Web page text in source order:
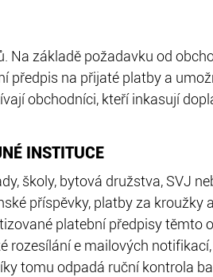
základě požadavku od
předpis na přijaté platby a
obchodníci, kteří inkasují
INSTITUCE
školy, bytová družstva, SVJ
příspěvky, platby za kroužky
platební předpisy
e mailových
tomu odpadá ruční kontrola